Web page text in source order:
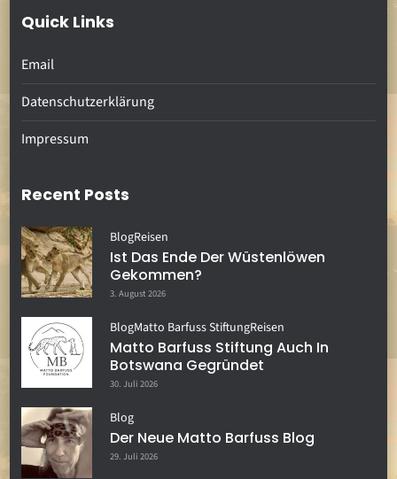
Quick Links
Email
Datenschutzerklärung
Impressum
Recent Posts
BlogReisen
Ist Das Ende Der Wüstenlöwen
Gekommen?
3. August 2026
BlogMatto Barfuss StiftungReisen
Matto Barfuss Stiftung Auch In
Botswana Gegründet
30. Juli 2026
Blog
Der Neue Matto Barfuss Blog
29. Juli 2026